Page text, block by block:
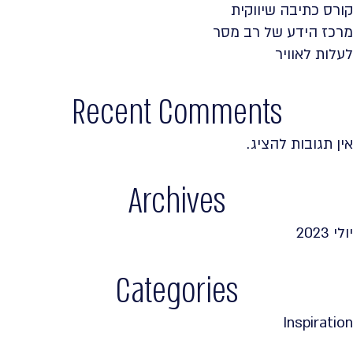
קורס כתיבה שיווקית
מרכז הידע של רב מסר
לעלות לאוויר
Recent Comments
אין תגובות להציג.
Archives
יולי 2023
Categories
Inspiration